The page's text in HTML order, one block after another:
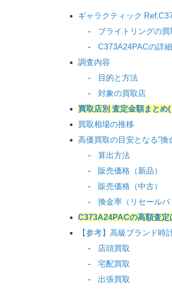
ギャラクティック
ブライトリングの
C373A24PACの詳細
調査内容
目的と方法
対象の買取店
買取店別 査定金額まとめ
買取相場の推移
高価買取の目安となる”換
算出方法
販売価格（新品）
販売価格（中古）
換金率（リセールバ
C373A24PACの高額査定
【参考】高級ブランド時
店頭買取
宅配買取
出張買取